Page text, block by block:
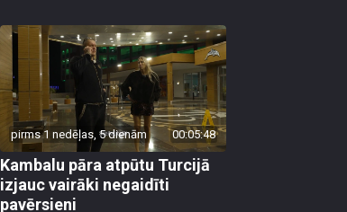
pirms 1 nedēļas, 5 dienām 00:05:48
Kambalu pāra atpūtu Turcijā
izjauc vairāki negaidīti
pavērsieni